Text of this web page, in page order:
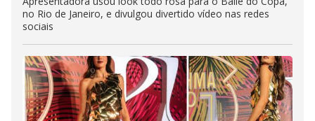
no Rio de Janeiro, e divulgou divertido vídeo nas redes
sociais